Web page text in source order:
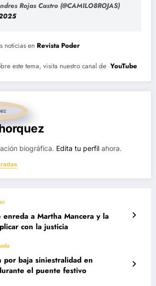
Rojas Castro (@CAMILO8ROJAS)
noticias en Revista Poder
este tema, visita nuestro canal de YouTube
biográfica. Edita tu perfil ahora.
enreda a Martha Mancera y la
con la justicia
por baja siniestralidad en
el puente festivo